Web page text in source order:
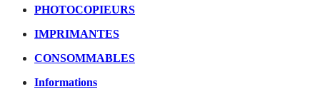
PHOTOCOPIEURS
IMPRIMANTES
CONSOMMABLES
Informations